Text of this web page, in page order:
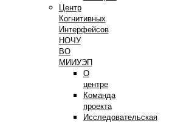
Центр
Когнитивных
Интерфейсов
НОЧУ
ВО
МИИУЭП
О
центре
Команда
проекта
Исследовательская